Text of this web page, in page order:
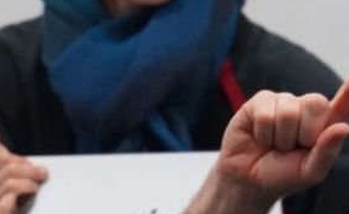
Potenziale und Grenzen